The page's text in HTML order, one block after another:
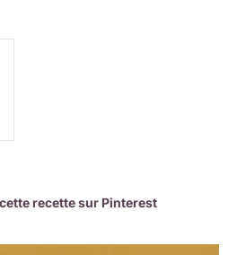
recette sur Pinterest